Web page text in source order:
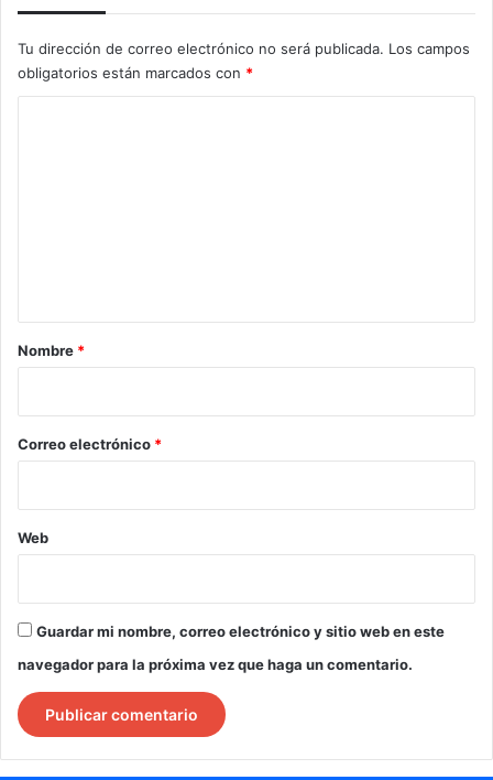
Tu dirección de correo electrónico no será publicada. Los campos
obligatorios están marcados con *
r
*
Nombre *
Correo electrónico *
Web
Guardar mi nombre, correo electrónico y sitio web en este
navegador para la próxima vez que haga un comentario.